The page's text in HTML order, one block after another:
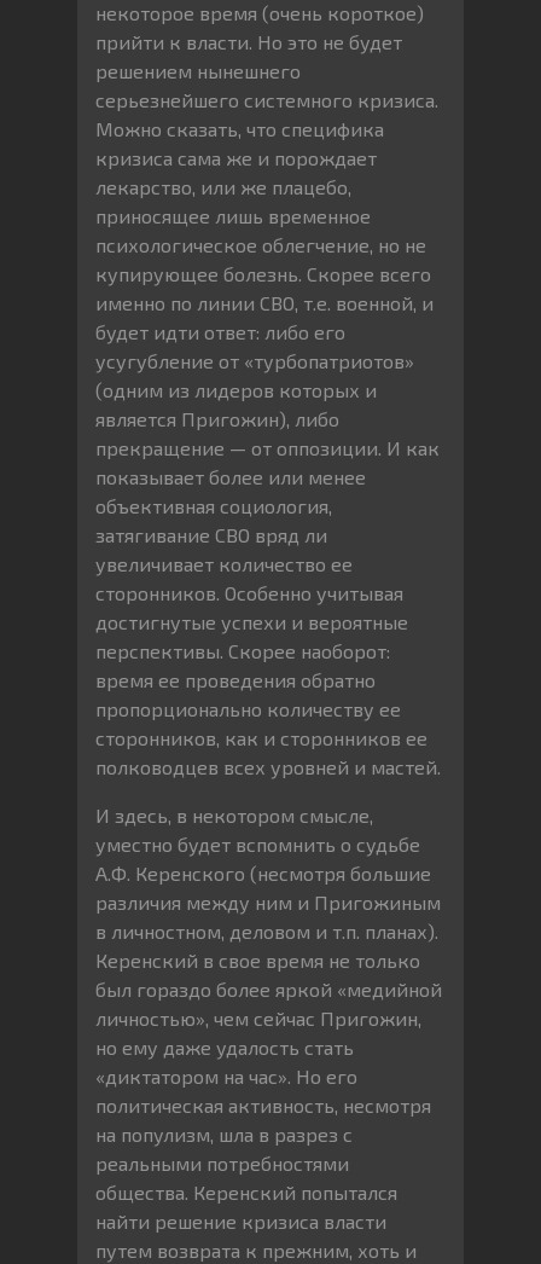
некоторое время (очень короткое)
прийти к власти. Но это не будет
решением нынешнего
серьезнейшего системного кризиса.
Можно сказать, что специфика
кризиса сама же и порождает
лекарство, или же плацебо,
приносящее лишь временное
психологическое облегчение, но не
купирующее болезнь. Скорее всего
именно по линии СВО, т.е. военной, и
будет идти ответ: либо его
усугубление от «турбопатриотов»
(одним из лидеров которых и
является Пригожин), либо
прекращение — от оппозиции. И как
показывает более или менее
объективная социология,
затягивание СВО вряд ли
увеличивает количество ее
сторонников. Особенно учитывая
достигнутые успехи и вероятные
перспективы. Скорее наоборот:
время ее проведения обратно
пропорционально количеству ее
сторонников, как и сторонников ее
полководцев всех уровней и мастей.
И здесь, в некотором смысле,
уместно будет вспомнить о судьбе
А.Ф. Керенского (несмотря большие
различия между ним и Пригожиным
в личностном, деловом и т.п. планах).
Керенский в свое время не только
был гораздо более яркой «медийной
личностью», чем сейчас Пригожин,
но ему даже удалость стать
«диктатором на час». Но его
политическая активность, несмотря
на популизм, шла в разрез с
реальными потребностями
общества. Керенский попытался
найти решение кризиса власти
путем возврата к прежним, хоть и